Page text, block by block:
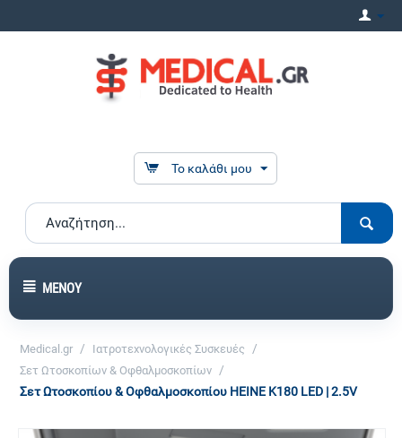
Το καλάθι μου
ΜΕΝΟΎ
Medical.gr / Ιατροτεχνολογικές Συσκευές /
Σετ Ωτοσκοπίων & Οφθαλμοσκοπίων /
Σετ Ωτοσκοπίου & Οφθαλμοσκοπίου HEINE K180 LED | 2.5V